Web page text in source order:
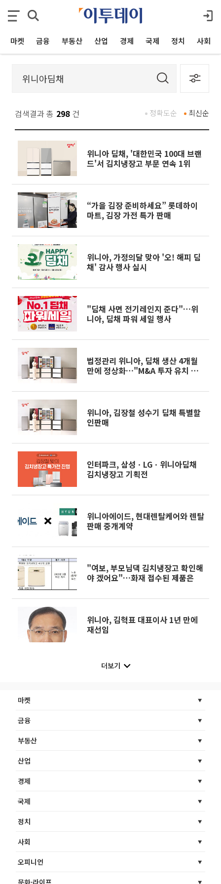
마켓 금융 부동산 산업 경제 국제 정치 사회
검색결과 총 298 건 최신순
정확도순
위니아 딤채, '대한민국 100대 브랜
드'서 김치냉장고 부문 연속 1위
“가을 김장 준비하세요” 롯데하이
마트, 김장 가전 특가 판매
위니아, 가정의달 맞아 '오! 해피 딤
채' 감사 행사 실시
"딤채 사면 전기레인지 준다"…위
니아, 딤채 파워 세일 행사
법정관리 위니아, 딤채 생산 4개월
만에 정상화…"M&A 투자 유치 청
위니아, 김장철 성수기 딤채 특별할
인판매
인터파크, 삼성ㆍLGㆍ위니아딤채
김치냉장고 기획전
위니아에이드, 현대렌탈케어와 렌탈
판매 중개계약
"여보, 부모님댁 김치냉장고 확인해
야 겠어요"…화재 접수된 제품은
위니아, 김혁표 대표이사 1년 만에
재선임
더보기
마켓
금융
부동산
산업
경제
국제
정치
사회
오피니언
문화·라이프